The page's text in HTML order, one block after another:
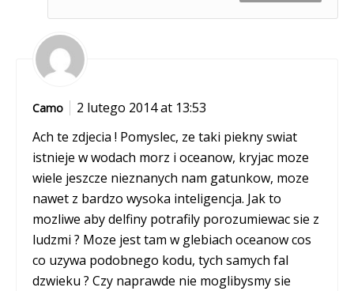
Camo
2 lutego 2014 at 13:53
Ach te zdjecia ! Pomyslec, ze taki piekny swiat
istnieje w wodach morz i oceanow, kryjac moze
wiele jeszcze nieznanych nam gatunkow, moze
nawet z bardzo wysoka inteligencja. Jak to
mozliwe aby delfiny potrafily porozumiewac sie z
ludzmi ? Moze jest tam w glebiach oceanow cos
co uzywa podobnego kodu, tych samych fal
dzwieku ? Czy naprawde nie moglibysmy sie